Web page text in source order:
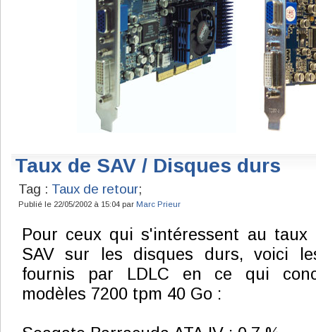
Taux de SAV / Disques durs
Tag : Taux de retour;
Publié le 22/05/2002 à 15:04 par Marc Prieur
Pour ceux qui s'intéressent au taux
SAV sur les disques durs, voici
fournis par LDLC en ce qui
modèles 7200 tpm 40 Go :